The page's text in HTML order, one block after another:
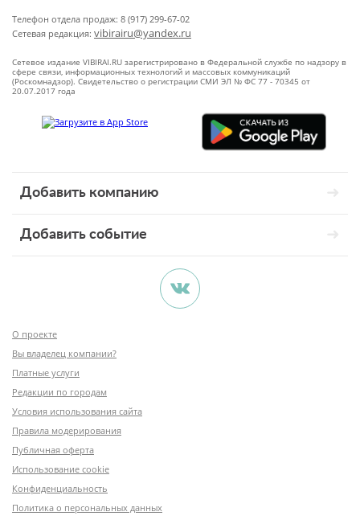
Телефон отдела продаж: 8 (917) 299-67-02
Сетевая редакция: vibirairu@yandex.ru
Сетевое издание VIBIRAI.RU зарегистрировано в Федеральной службе по надзору в
сфере связи, информационных технологий и массовых коммуникаций
(Роскомнадзор). Свидетельство о регистрации СМИ ЭЛ № ФС 77 - 70345 от
20.07.2017 года
Добавить компанию
Добавить событие
О проекте
Вы владелец компании?
Платные услуги
Редакции по городам
Условия использования сайта
Правила модерирования
Публичная оферта
Использование cookie
Конфиденциальность
Политика о персональных данных